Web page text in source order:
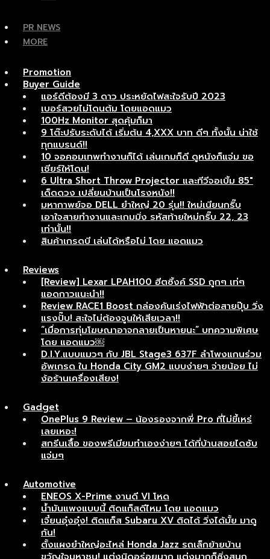
PR NEWS
MORE
Promotion
Buyer Guide
แอร์ดีต้องมี 3 ดาว ประหยัดไฟสะใจรับปี 2023
เบอร์สวยไม่โดนต้ม โดยแอดแมว
100Hz Monitor สุดคุ้มก็มา
9 โต๊ะปรับระดับได้ เริ่มต้น 4,XXX บาท ดีๆ ทั้งนั้น น่าใช้
ทุกแบรนด์!!
10 จอคอมเทพทำงานก็ได้ เล่นเกมก็ดี ดูหนังก็แจ่ม ขอ
เชียร์ให้โดน!
6 Ultra Short Throw Projector และทีวีจอเบิ้ม 85″
เด็ดดวง เปลี่ยนบ้านเป็นโรงหนัง!!
มหากาพย์จอ DELL ยำใหญ่ 20 รุ่น!! ใหม่เนียนกริ๊บ
เอาใจสายทำงานและเกมมิ่ง รหัสท้ายใหม่กริ๊บ 22, 23
เท่านั้น!!
สินค้าเกรดบี เล่นได้หรือไม่ โดย แอดแมว
Reviews
[Review] Lexar LPAH100 ฮีตซิ้งค์ SSD ถูกๆ เท่ๆ
แอดกาวแนะนำ!!
Review RACE1 Boost กล่องคันเร่งไฟฟ้าต่อสายปุ๊บ วิ่ง
แรงปั๊บ! สะใจไม่ต้องจูนให้เสียเวลา!!
“เมื่อการทุ่มโฆษณาอาจกลายเป็นหายนะ” บทความพิเศษ
โดย แอดแมว￼
D.I.Y.แบบแมวๆ กับ JBL Stage3 637F ลำโพงแกนร่วม
อัพเกรด ใน Honda City GM2 แบบง่ายๆ จ่ายน้อย ไม่
ง้อร้านเครื่องเสียง!
Gadget
OnePlus 9 Review – น้องรองจากพี่ Pro ที่ไม่ขี้เหร่
เลยเหอะ!
สกรีนเสื้อ ของพรีเมียมทำเองง่ายๆ ได้ที่บ้านสอยไดซับ
แจ่มๆ
Automotive
ENEOS X-Prime งานดี VI โหด
น้ำมันแพงแบบนี้ ติดแก็สดีไหม โดย แอดแมว
เจี๋ยนอุ๋งอุ๋ง! ติดแก็ส Subaru XV ติดได้ วิ่งได้มั้ย มาดู
กัน!
ตั้งแผงยำใหญ่อะไหล่ Honda Jazz รถเล็กย้ายบ้าน